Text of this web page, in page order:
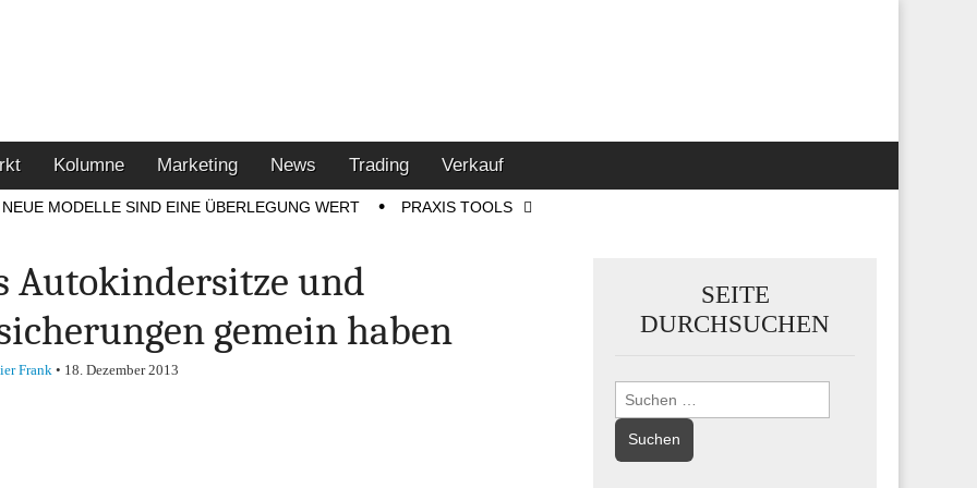
Kolumne Marketing News Trading Verkauf
NEUE MODELLE SIND EINE ÜBERLEGUNG WERT PRAXIS TOOLS
Autokindersitze und
gemein haben
Frank• 18. Dezember 2013
SEITE
DURCHSUCHEN
Suchen
nach: